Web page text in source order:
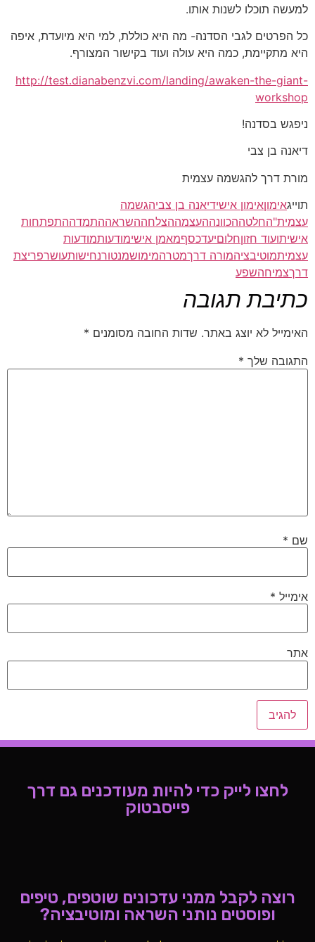
למעשה תוכלו לשנות אותו.
כל הפרטים לגבי הסדנה- מה היא כוללת, למי היא מיועדת, איפה
היא מתקיימת, כמה היא עולה ועוד בקישור המצורף.
http://test.dianabenzvi.com/landing/awaken-the-giant-
workshop
ניפגש בסדנה!
דיאנה בן צבי
מורת דרך להגשמה עצמית
תוייגאימוןאימון אישידיאנה בן צביהגשמה
עצמית"החלטההכוונההעצמההצלחההשראההתמדההתפתחות
אישיתועוד חזוןחלוםיעדכסףמאמן אישימודעותמודעות
עצמיתמוטיבציהמורה דרךמטרהמימושמנטורנחישותעושרפריצת
דרךצמיחהשפע
כתיבת תגובה
האימייל לא יוצג באתר. שדות החובה מסומנים *
התגובה שלך *
שם *
אימייל *
אתר
לחצו לייק כדי להיות מעודכנים גם דרך
פייסבטוק
רוצה לקבל ממני עדכונים שוטפים, טיפים
ופוסטים נותני השראה ומוטיבציה?